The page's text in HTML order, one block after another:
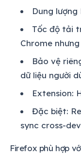
Dung
Tốc độ tải
Chrome
Bảo vệ
dữ liệu người
Extension:
Đặc biệt:
sync cross-
Firefox phù hợp